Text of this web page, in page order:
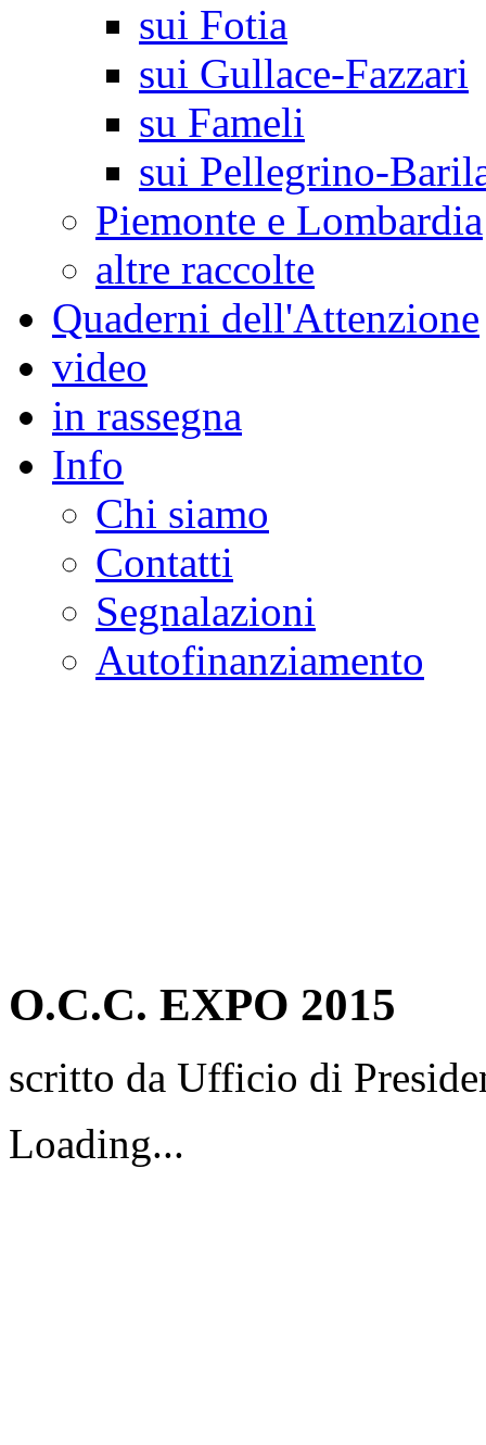
sui Fotia
sui Gullace-Fazzari
su Fameli
sui Pellegrino-
Piemonte e Lombardia
altre raccolte
Quaderni dell'Attenzione
video
in rassegna
Info
Chi siamo
Contatti
Segnalazioni
Autofinanziamento
O.C.C. EXPO 2015
scritto da Ufficio di
Loading...